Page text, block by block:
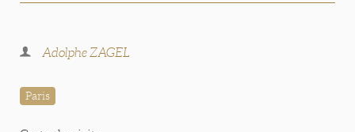
Adolphe ZAGEL
Paris